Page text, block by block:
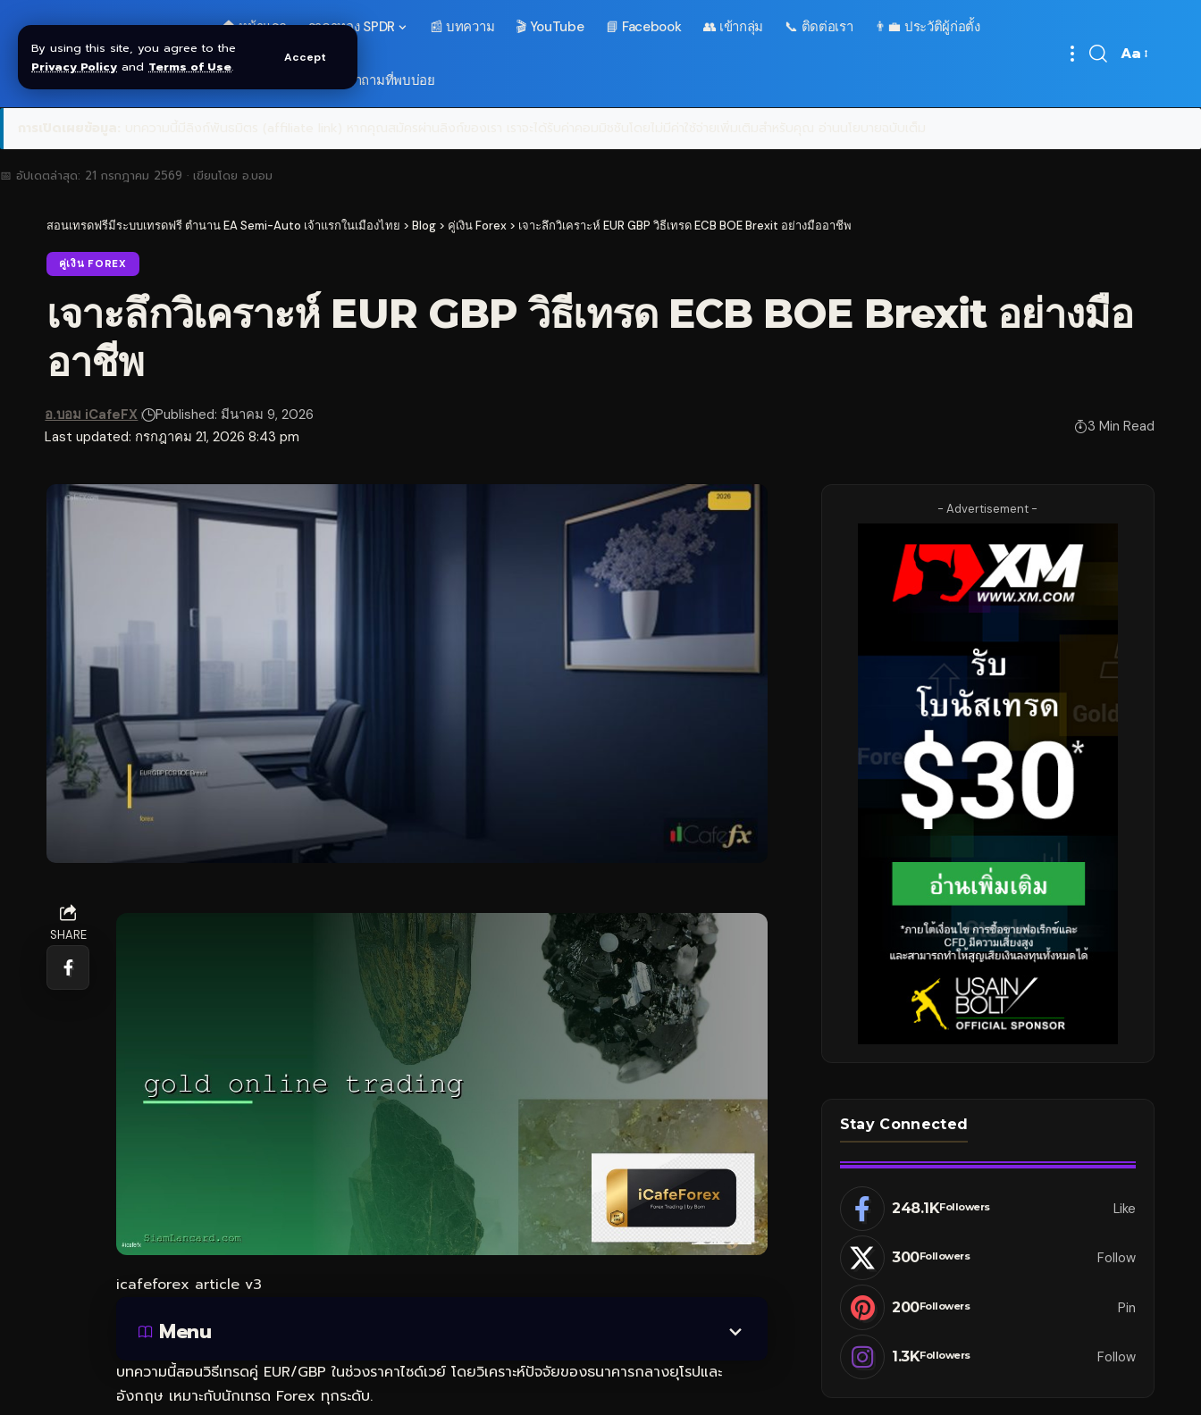
By using this site, you agree to the
Privacy Policy and Terms of Use.
Accept
🏠 หน้าแรก ราคาทอง SPDR 📰 บทความ 🎬 YouTube 📘 Facebook 👥 เข้ากลุ่ม 📞 ติดต่อเรา 👨‍💼 ประวัติผู้ก่อตั้ง
❓ คำถามที่พบบ่อย
Font
Aa
📅 อัปเดตล่าสุด: 21 กรกฎาคม 2569 · เขียนโดย อ.บอม
สอนเทรดฟรีมีระบบเทรดฟรี ตำนาน EA Semi-Auto เจ้าแรกในเมืองไทย > Blog > คู่เงิน Forex > เจาะลึกวิเคราะห์ EUR GBP วิธีเทรด ECB BOE Brexit อย่างมืออาชีพ
คู่เงิน FOREX
เจาะลึกวิเคราะห์ EUR GBP วิธีเทรด ECB BOE Brexit อย่างมือ
อาชีพ
Last updated: กรกฎาคม 21, 2026 8:43 pm
อ.บอม iCafeFX Published: มีนาคม 9, 2026
3 Min Read
SHARE
icafeforex article v3
Menu
บทความนี้สอนวิธีเทรดคู่ EUR/GBP ในช่วงราคาไซด์เวย์ โดยวิเคราะห์ปัจจัยของธนาคารกลางยุโรปและ
อังกฤษ เหมาะกับนักเทรด Forex ทุกระดับ.
- Advertisement -
Stay Connected
248.1KFollowers Like
300Followers Follow
200Followers Pin
1.3KFollowers Follow